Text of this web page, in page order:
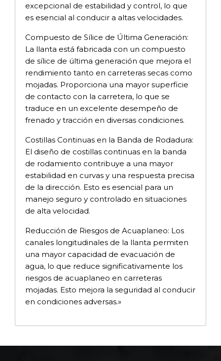
excepcional de estabilidad y control, lo que
es esencial al conducir a altas velocidades.
Compuesto de Sílice de Última Generación:
La llanta está fabricada con un compuesto
de sílice de última generación que mejora el
rendimiento tanto en carreteras secas como
mojadas. Proporciona una mayor superficie
de contacto con la carretera, lo que se
traduce en un excelente desempeño de
frenado y tracción en diversas condiciones.
Costillas Continuas en la Banda de Rodadura:
El diseño de costillas continuas en la banda
de rodamiento contribuye a una mayor
estabilidad en curvas y una respuesta precisa
de la dirección. Esto es esencial para un
manejo seguro y controlado en situaciones
de alta velocidad.
Reducción de Riesgos de Acuaplaneo: Los
canales longitudinales de la llanta permiten
una mayor capacidad de evacuación de
agua, lo que reduce significativamente los
riesgos de acuaplaneo en carreteras
mojadas. Esto mejora la seguridad al conducir
en condiciones adversas.»